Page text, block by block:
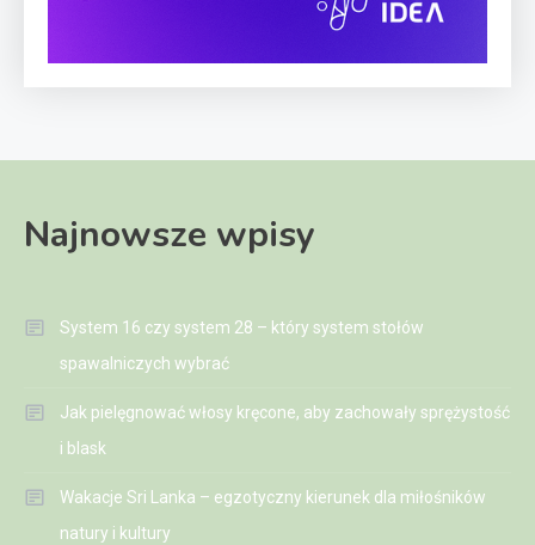
Najnowsze wpisy
System 16 czy system 28 – który system stołów
spawalniczych wybrać
Jak pielęgnować włosy kręcone, aby zachowały sprężystość
i blask
Wakacje Sri Lanka – egzotyczny kierunek dla miłośników
natury i kultury